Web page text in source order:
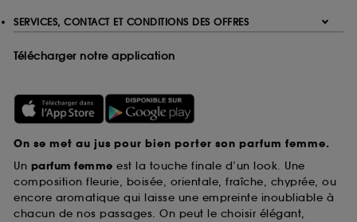
SERVICES, CONTACT ET CONDITIONS DES OFFRES
Télécharger notre application
On se met au jus pour bien porter son parfum femme.
Un parfum femme est la touche finale d’un look. Une
composition fleurie, boisée, orientale, fraîche, chyprée, ou
encore aromatique qui laisse une empreinte inoubliable à
chacun de nos passages. On peut le choisir élégant,